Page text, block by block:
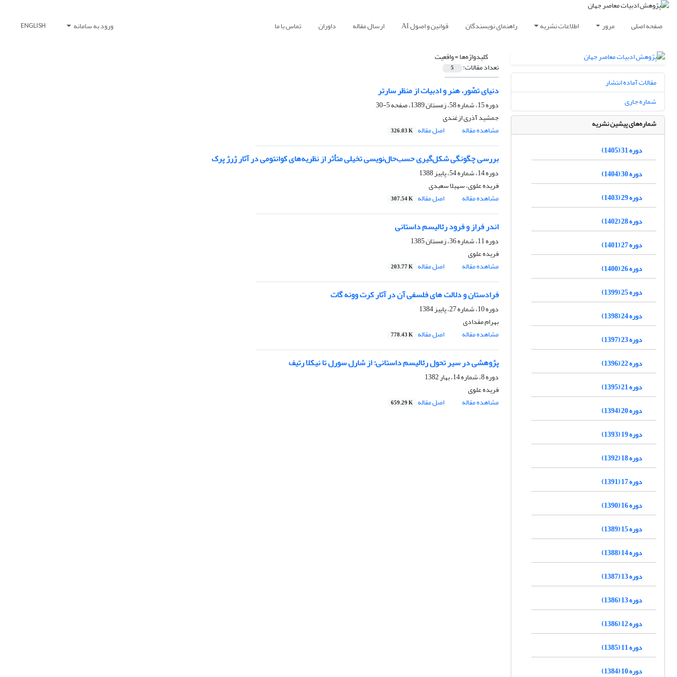
صفحه اصلی مرور اطلاعات نشریه راهنمای نویسندگان قوانین و اصول AI ارسال مقاله داوران تماس با ما ورود به سامانه ENGLISH
کلیدواژه‌ها =واقعیت
تعداد مقالات: 5
دنیای تصّور، هنر و ادبیات از منظر سارتر
دوره 15، شماره 58، زمستان 1389، صفحه
5-30
جمشید آذری ازغندی
مشاهده مقاله
اصل مقاله 326.03 K
بررسی چگونگی شکل‌گیری حسب‌حال‌نویسی تخیلی متأثر از نظریه‌های کوانتومی در آثار ژرژ پرک
دوره 14، شماره 54، پاییز 1388
فریده علوی، سهیلا سعیدی
مشاهده مقاله
اصل مقاله 307.54 K
اندر فراز و فرود رئالیسم داستانی
دوره 11، شماره 36، زمستان 1385
فریده علوی
مشاهده مقاله
اصل مقاله 203.77 K
فرادستان و دلالت های فلسفی آن در آثار کرت وونه گات
دوره 10، شماره 27، پاییز 1384
بهرام مقدادی
مشاهده مقاله
اصل مقاله 778.43 K
پژوهشی در سیر تحول رئالیسم داستانی: از شارل سورل تا نیکلا رتیف
دوره 8، شماره 14، بهار 1382
فریده علوى
مشاهده مقاله
اصل مقاله 659.29 K
مقالات آماده انتشار
شماره جاری
شماره‌های پیشین نشریه
دوره 31 (1405)
دوره 30 (1404)
دوره 29 (1403)
دوره 28 (1402)
دوره 27 (1401)
دوره 26 (1400)
دوره 25 (1399)
دوره 24 (1398)
دوره 23 (1397)
دوره 22 (1396)
دوره 21 (1395)
دوره 20 (1394)
دوره 19 (1393)
دوره 18 (1392)
دوره 17 (1391)
دوره 16 (1390)
دوره 15 (1389)
دوره 14 (1388)
دوره 13 (1387)
دوره 13 (1386)
دوره 12 (1386)
دوره 11 (1385)
دوره 10 (1384)